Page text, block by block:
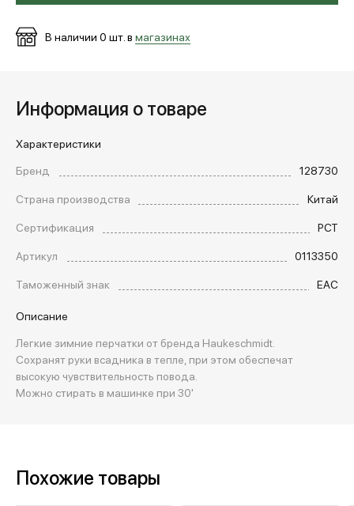
В наличии 0 шт. в магазинах
Информация о товаре
Характеристики
Бренд
128730
Страна производства
Китай
Сертификация
РСТ
Артикул
0113350
Таможенный знак
EAC
Описание
Легкие зимние перчатки от бренда Haukeschmidt.
Сохранят руки всадника в тепле, при этом обеспечат
высокую чувствительность повода.
Можно стирать в машинке при 30'
Похожие товары